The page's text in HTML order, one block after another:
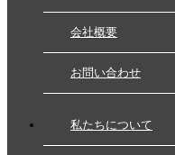
会社概要
お問い合わせ
私たちについて